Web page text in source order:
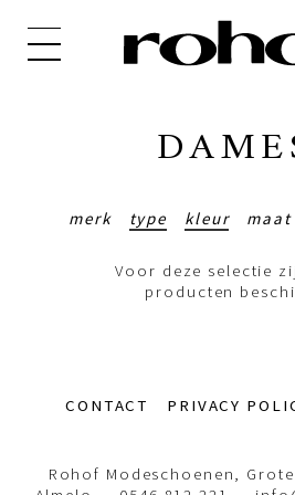
merk type kleur maat
Voor deze selectie
producten
Footer-CONTACT PRIVACY
Rohof Modeschoenen,